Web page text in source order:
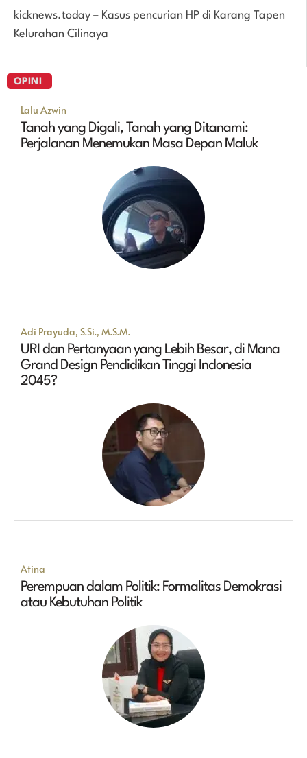
kicknews.today – Kasus pencurian HP di Karang Tapen
Kelurahan Cilinaya
OPINI
Lalu Azwin
Tanah yang Digali, Tanah yang Ditanami:
Perjalanan Menemukan Masa Depan Maluk
Adi Prayuda, S.Si., M.S.M.
URI dan Pertanyaan yang Lebih Besar, di Mana
Grand Design Pendidikan Tinggi Indonesia
2045?
Atina
Perempuan dalam Politik: Formalitas Demokrasi
atau Kebutuhan Politik